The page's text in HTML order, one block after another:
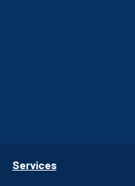
Services